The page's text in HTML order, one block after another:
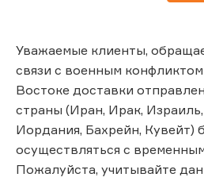
Уважаемые клиенты,
связи с военным
Востоке доставки
страны (Иран, Ирак,
Иордания, Бахрейн, Кувейт)
осуществляться с
Пожалуйста, учитывайте